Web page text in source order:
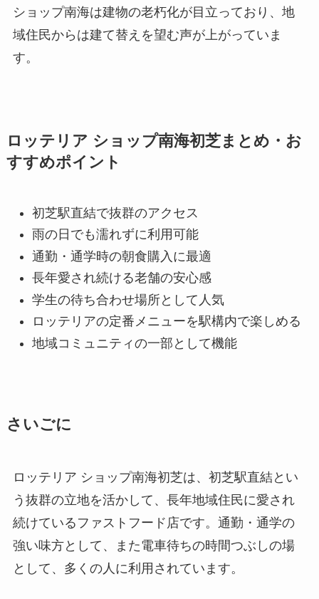
ショップ南海は建物の老朽化が目立っており、地
域住民からは建て替えを望む声が上がっていま
す。
ロッテリア ショップ南海初芝まとめ・お
すすめポイント
初芝駅直結で抜群のアクセス
雨の日でも濡れずに利用可能
通勤・通学時の朝食購入に最適
長年愛され続ける老舗の安心感
学生の待ち合わせ場所として人気
ロッテリアの定番メニューを駅構内で楽しめる
地域コミュニティの一部として機能
さいごに
ロッテリア ショップ南海初芝は、初芝駅直結とい
う抜群の立地を活かして、長年地域住民に愛され
続けているファストフード店です。通勤・通学の
強い味方として、また電車待ちの時間つぶしの場
として、多くの人に利用されています。